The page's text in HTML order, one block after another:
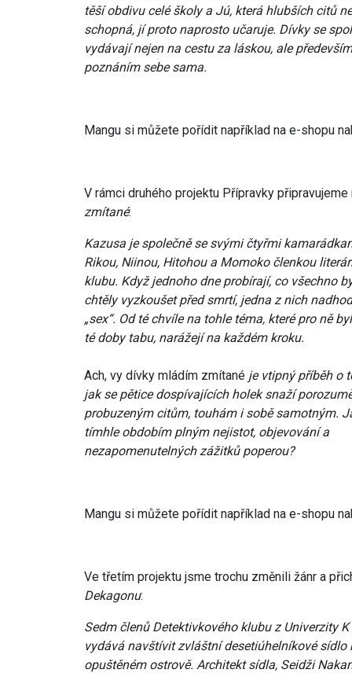
těší obdivu celé školy a Jú, která hlubších citů
schopná, jí proto naprosto učaruje. Dívky se
vydávají nejen na cestu za láskou, ale
poznáním sebe sama.
Mangu si můžete pořídit například na e-shopu
V rámci druhého projektu Přípravky
zmítané:
Kazusa je společně se svými čtyřmi
Rikou, Niinou, Hitohou a Momoko členkou
klubu. Když jednoho dne probírají, co všechno
chtěly vyzkoušet před smrtí, jedna z nich
„sex“. Od té chvíle na tohle téma, které pro ně
té doby tabu, narážejí na každém kroku.
Ach, vy dívky mládím zmítanéje vtipný příběh o
jak se pětice dospívajících holek snaží
probuzeným citům, touhám i sobě samotným.
tímhle obdobím plným nejistot, objevování a
nezapomenutelných zážitků poperou?
Mangu si můžete pořídit například na e-shopu
Ve třetím projektu jsme trochu změnili žánr a
Dekagonu:
Sedm členů Detektivkového klubu z Univerzity K
vydává navštívit zvláštní desetiúhelníkové sídlo
opuštěném ostrově. Architekt sídla, Seidži